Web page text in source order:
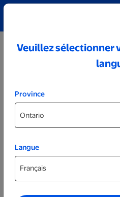
Veuillez sélectionner
Province
Langue